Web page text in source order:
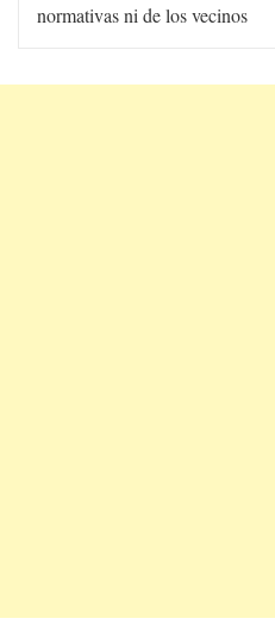
normativas ni de los vecinos